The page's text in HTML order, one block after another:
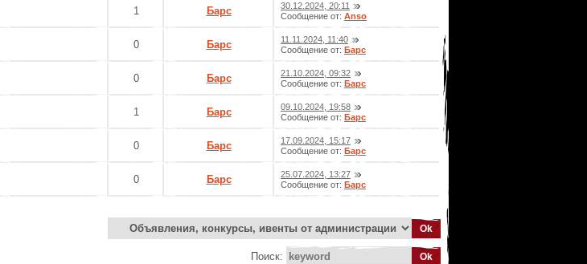
1 Барс
30.12.2024, 20:11
Сообщение от: Anso
0 Барс
11.11.2024, 11:40
Сообщение от: Барс
0 Барс
21.10.2024, 09:32
Сообщение от: Барс
1 Барс
09.10.2024, 19:58
Сообщение от: Барс
0 Барс
17.09.2024, 15:17
Сообщение от: Барс
0 Барс
25.07.2024, 13:27
Сообщение от: Барс
Поиск: